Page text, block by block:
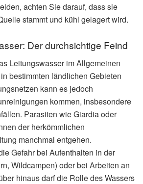
achten Sie darauf, dass sie
stammt und kühl gelagert wird.
Der durchsichtige Feind
Leitungswasser im Allgemeinen
bestimmten ländlichen Gebieten
kann es jedoch
kommen, insbesondere
Parasiten wie Giardia oder
der herkömmlichen
manchmal entgehen.
Gefahr bei Aufenthalten in der
Wildcampen) oder bei Arbeiten an
hinaus darf die Rolle des Wassers